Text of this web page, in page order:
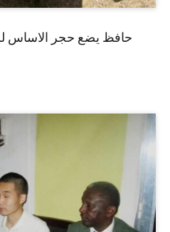
حافظ يضع حجر الاساس